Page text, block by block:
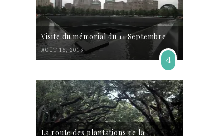
Visite du mémorial du 11 Septembre
AOÛT 15, 2015
4
La route des plantations de la